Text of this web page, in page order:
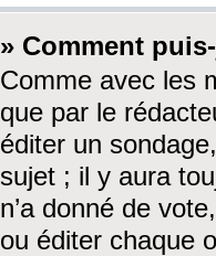
» Comment
Comme avec les
que par le
éditer un
sujet ; il y aura
n’a donné de
ou éditer chaque